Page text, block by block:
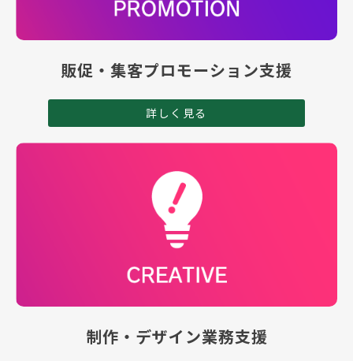
販促・集客プロモーション支援
詳しく見る
制作・デザイン業務支援